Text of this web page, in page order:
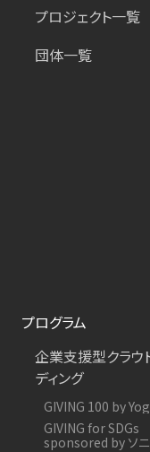
プロジェクト一覧
団体一覧
プログラム
企業支援型クラウ
ディング
GIVING 100 by
GIVING for SDGs
sponsored by ソ